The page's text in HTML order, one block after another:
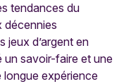
tendances du
décennies
jeux d’argent en
un savoir-faire et une
expérience